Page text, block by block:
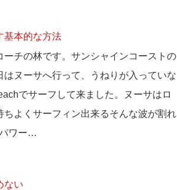
基本的な方法
ーチの林です。サンシャインコーストの
はヌーサへ行って、うねりが入っていな
でサーフして来ました。ヌーサはロ
ちよくサーフィン出来るそんな波が割れ
ワー…
ない